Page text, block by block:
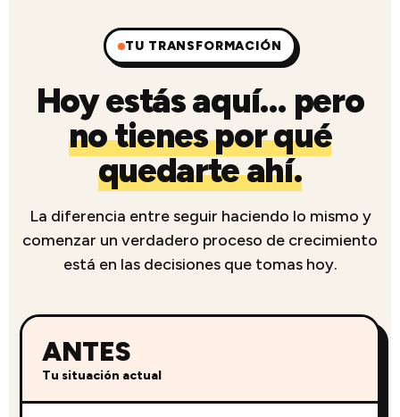
TU TRANSFORMACIÓN
Hoy estás aquí… pero
no tienes por qué
quedarte ahí.
La diferencia entre seguir haciendo lo mismo y
comenzar un verdadero proceso de crecimiento
está en las decisiones que tomas hoy.
ANTES
Tu situación actual